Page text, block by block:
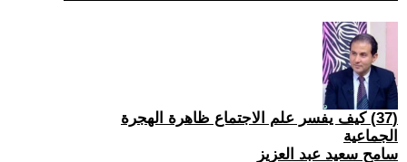
(37) كيف يفسر علم الاجتماع ظاهرة الهجرة
الجماعية
سامح سعيد عبد العزيز